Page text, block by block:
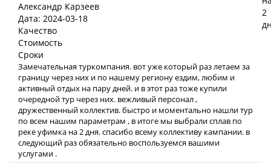
Александр Карзеев
Дата: 2024-03-18
Качество
Стоимость
Сроки
Замечательная туркомпания. вот уже который раз летаем за
границу через них и по нашему региону ездим, любим и
активный отдых на пару дней. и в этот раз тоже купили
очередной тур через них. вежливый персонал ,
дружественный коллектив. быстро и моментально нашли тур
по всем нашим параметрам , в итоге мы выбрали сплав по
реке уфимка на 2 дня. спасибо всему коллективу кампании. в
следующий раз обязательно воспользуемся вашими
услугами .